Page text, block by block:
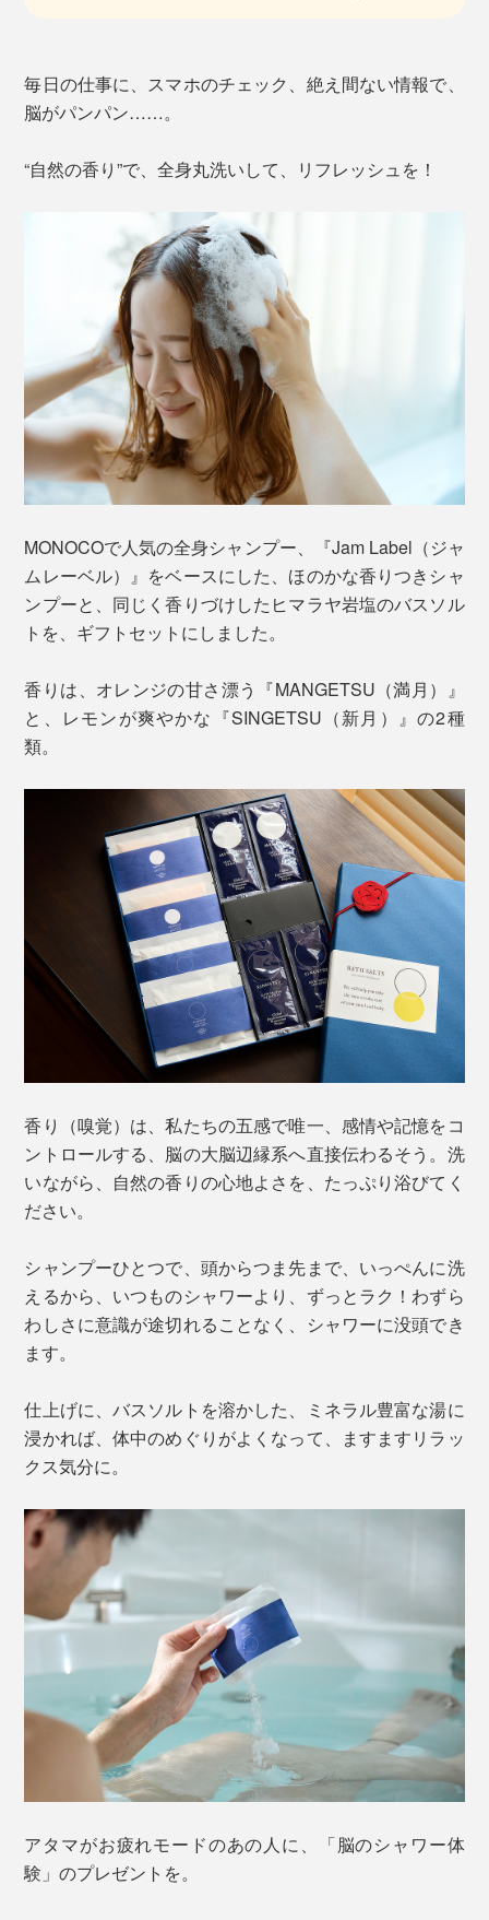
毎日の仕事に、スマホのチェック、絶え間ない情報で、
脳がパンパン……。
“自然の香り”で、全身丸洗いして、リフレッシュを！
MONOCOで人気の全身シャンプー、『Jam Label（ジャ
ムレーベル）』をベースにした、ほのかな香りつきシャ
ンプーと、同じく香りづけしたヒマラヤ岩塩のバスソル
トを、ギフトセットにしました。
香りは、オレンジの甘さ漂う『MANGETSU（満月）』
と、レモンが爽やかな『SINGETSU（新月）』の2種
類。
香り（嗅覚）は、私たちの五感で唯一、感情や記憶をコ
ントロールする、脳の大脳辺縁系へ直接伝わるそう。洗
いながら、自然の香りの心地よさを、たっぷり浴びてく
ださい。
シャンプーひとつで、頭からつま先まで、いっぺんに洗
えるから、いつものシャワーより、ずっとラク！わずら
わしさに意識が途切れることなく、シャワーに没頭でき
ます。
仕上げに、バスソルトを溶かした、ミネラル豊富な湯に
浸かれば、体中のめぐりがよくなって、ますますリラッ
クス気分に。
アタマがお疲れモードのあの人に、「脳のシャワー体
験」のプレゼントを。